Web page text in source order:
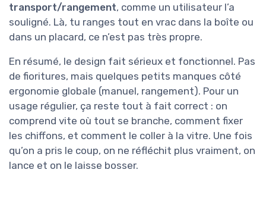
transport/rangement, comme un utilisateur l’a
souligné. Là, tu ranges tout en vrac dans la boîte ou
dans un placard, ce n’est pas très propre.
En résumé, le design fait sérieux et fonctionnel. Pas
de fioritures, mais quelques petits manques côté
ergonomie globale (manuel, rangement). Pour un
usage régulier, ça reste tout à fait correct : on
comprend vite où tout se branche, comment fixer
les chiffons, et comment le coller à la vitre. Une fois
qu’on a pris le coup, on ne réfléchit plus vraiment, on
lance et on le laisse bosser.